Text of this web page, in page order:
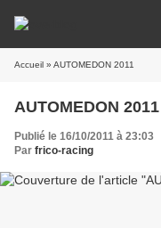
Accueil » AUTOMEDON 2011
AUTOMEDON 2011
Publié le 16/10/2011 à 23:03
Par frico-racing